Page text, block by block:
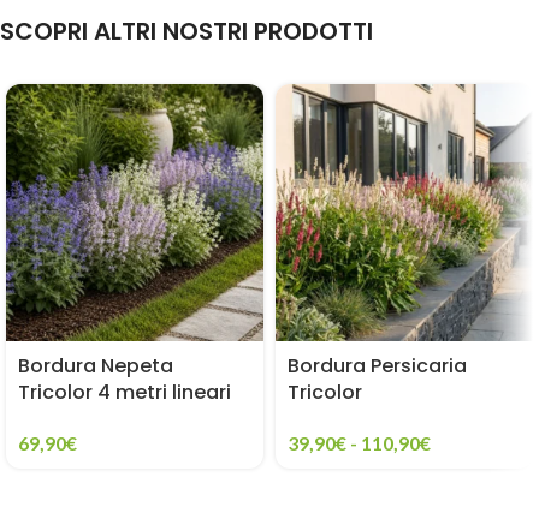
SCOPRI ALTRI NOSTRI PRODOTTI
Bordura Nepeta
Tricolor 4 metri lineari
69,90€
Bordura Persicaria
Tricolor
39,90€ - 110,90€